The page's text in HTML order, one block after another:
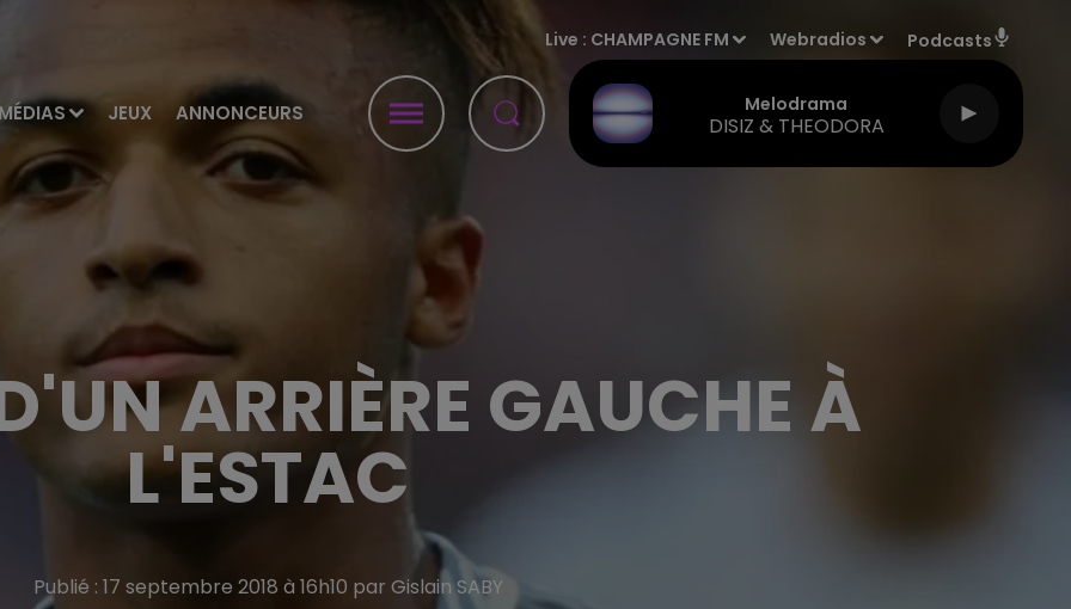
MÉDIAS JEUX ANNONCEURS
Live : CHAMPAGNE FM Webradios Podcasts
Melodrama
DISIZ & THEODORA
ARRIÈRE GAUCHE À
L'ESTAC
Publié : 17 septembre 2018 à 16h10 par Gislain SABY